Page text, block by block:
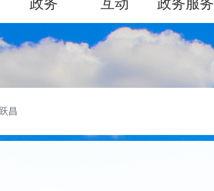
政务 互动 政务服务
昌